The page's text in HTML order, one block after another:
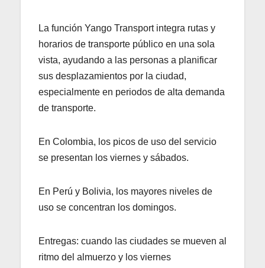
La función Yango Transport integra rutas y
horarios de transporte público en una sola
vista, ayudando a las personas a planificar
sus desplazamientos por la ciudad,
especialmente en periodos de alta demanda
de transporte.
En Colombia, los picos de uso del servicio
se presentan los viernes y sábados.
En Perú y Bolivia, los mayores niveles de
uso se concentran los domingos.
Entregas: cuando las ciudades se mueven al
ritmo del almuerzo y los viernes